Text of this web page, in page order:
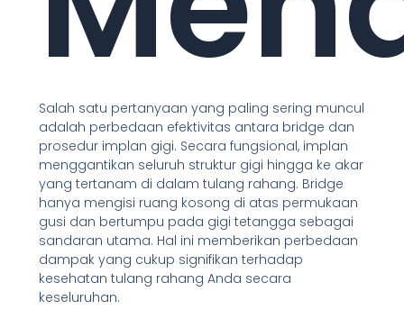
Salah satu pertanyaan yang paling sering muncul
adalah perbedaan efektivitas antara bridge dan
prosedur implan gigi. Secara fungsional, implan
menggantikan seluruh struktur gigi hingga ke akar
yang tertanam di dalam tulang rahang. Bridge
hanya mengisi ruang kosong di atas permukaan
gusi dan bertumpu pada gigi tetangga sebagai
sandaran utama. Hal ini memberikan perbedaan
dampak yang cukup signifikan terhadap
kesehatan tulang rahang Anda secara
keseluruhan.